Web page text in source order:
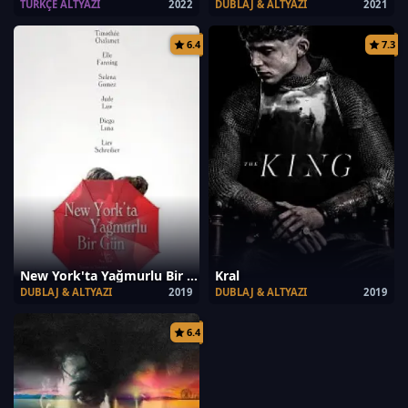
2022
TÜRKÇE ALTYAZI 2021
DUBLAJ & ALTYAZI
6.4
New York'ta Yağmurlu Bir Gün
2019
DUBLAJ & ALTYAZI
7.3
Kral
2019
DUBLAJ & ALTYAZI
6.4